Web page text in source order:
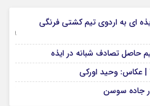
کم‌سابقه؛ دعوت 8 ایذه ای به اردوی تیم کشتی فرنگی
09 جولای 2026